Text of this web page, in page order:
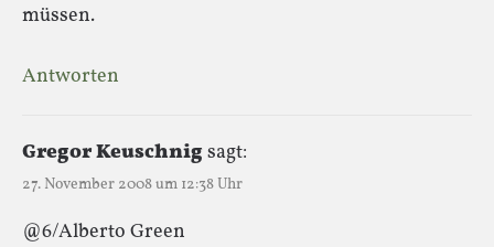
müssen.
Antworten
Gregor Keuschnigsagt:
27. November 2008 um 12:38 Uhr
@6/Alberto Green